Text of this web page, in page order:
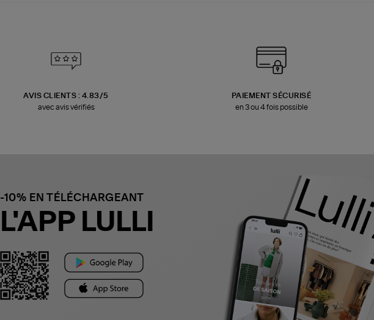
AVIS CLIENTS : 4.83/5
avec avis vérifiés
PAIEMENT SÉCURISÉ
en 3 ou 4 fois possible
-10% EN TÉLÉCHARGEANT
L'APP LULLI